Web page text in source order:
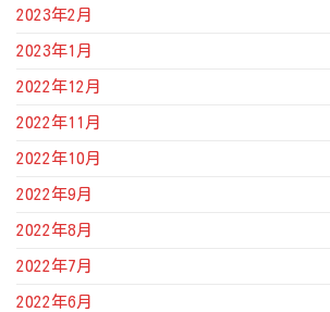
2023年2月
2023年1月
2022年12月
2022年11月
2022年10月
2022年9月
2022年8月
2022年7月
2022年6月